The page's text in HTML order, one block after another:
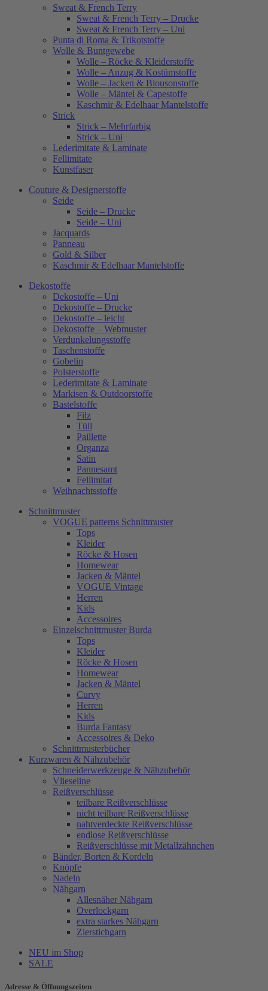
Sweat & French Terry
Sweat & French Terry – Drucke
Sweat & French Terry – Uni
Punta di Roma & Trikotstoffe
Wolle & Buntgewebe
Wolle – Röcke & Kleiderstoffe
Wolle – Anzug & Kostümstoffe
Wolle – Jacken & Blousonstoffe
Wolle – Mäntel & Capestoffe
Kaschmir & Edelhaar Mantelstoffe
Strick
Strick – Mehrfarbig
Strick – Uni
Lederimitate & Laminate
Fellimitate
Kunstfaser
Couture & Designerstoffe
Seide
Seide – Drucke
Seide – Uni
Jacquards
Panneau
Gold & Silber
Kaschmir & Edelhaar Mantelstoffe
Dekostoffe
Dekostoffe – Uni
Dekostoffe – Drucke
Dekostoffe – leicht
Dekostoffe – Webmuster
Verdunkelungsstoffe
Taschenstoffe
Gobelin
Polsterstoffe
Lederimitate & Laminate
Markisen & Outdoorstoffe
Bastelstoffe
Filz
Tüll
Paillette
Organza
Satin
Pannesamt
Fellimitat
Weihnachtsstoffe
Schnittmuster
VOGUE patterns Schnittmuster
Tops
Kleider
Röcke & Hosen
Homewear
Jacken & Mäntel
VOGUE Vintage
Herren
Kids
Accessoires
Einzelschnittmuster Burda
Tops
Kleider
Röcke & Hosen
Homewear
Jacken & Mäntel
Curvy
Herren
Kids
Burda Fantasy
Accessoires & Deko
Schnittmusterbücher
Kurzwaren & Nähzubehör
Schneiderwerkzeuge & Nähzubehör
Vlieseline
Reißverschlüsse
teilbare Reißverschlüsse
nicht teilbare Reißverschlüsse
nahtverdeckte Reißverschlüsse
endlose Reißverschlüsse
Reißverschlüsse mit Metallzähnchen
Bänder, Borten & Kordeln
Knöpfe
Nadeln
Nähgarn
Allesnäher Nähgarn
Overlockgarn
extra starkes Nähgarn
Zierstichgarn
NEU im Shop
SALE
Adresse & Öffnungszeiten